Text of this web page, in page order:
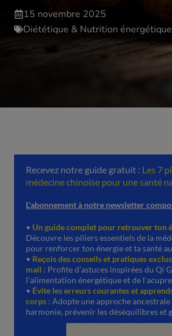
15 novembre 2025
Diététique & Nutrition énergétique